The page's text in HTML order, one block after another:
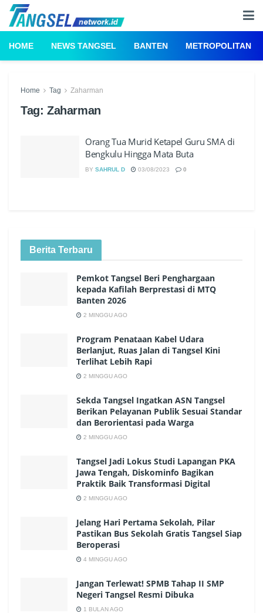
HOME NEWS TANGSEL BANTEN METROPOLITAN
Home Tag Zaharman
Tag: Zaharman
Orang Tua Murid Ketapel Guru SMA di
Bengkulu Hingga Mata Buta
BY SAHRUL D 03/08/2023 0
Berita Terbaru
Pemkot Tangsel Beri Penghargaan
kepada Kafilah Berprestasi di MTQ
Banten 2026
2 MINGGU AGO
Program Penataan Kabel Udara
Berlanjut, Ruas Jalan di Tangsel Kini
Terlihat Lebih Rapi
2 MINGGU AGO
Sekda Tangsel Ingatkan ASN Tangsel
Berikan Pelayanan Publik Sesuai Standar
dan Berorientasi pada Warga
2 MINGGU AGO
Tangsel Jadi Lokus Studi Lapangan PKA
Jawa Tengah, Diskominfo Bagikan
Praktik Baik Transformasi Digital
2 MINGGU AGO
Jelang Hari Pertama Sekolah, Pilar
Pastikan Bus Sekolah Gratis Tangsel Siap
Beroperasi
4 MINGGU AGO
Jangan Terlewat! SPMB Tahap II SMP
Negeri Tangsel Resmi Dibuka
1 BULAN AGO